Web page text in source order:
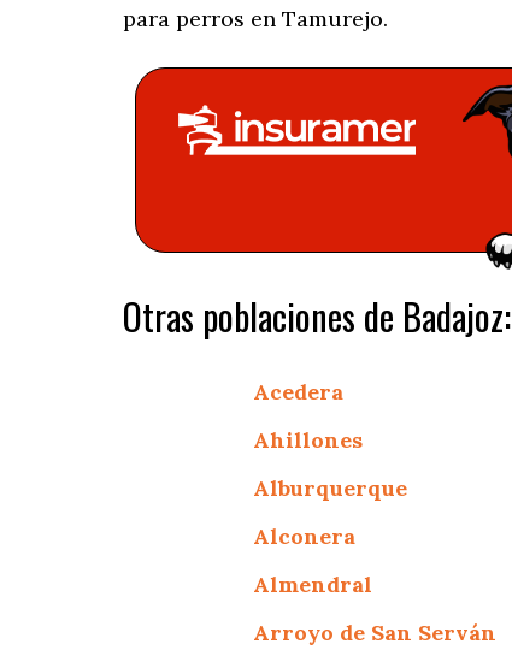
para perros en Tamurejo.
Otras poblaciones de Badajoz:
Acedera
Ahillones
Alburquerque
Alconera
Almendral
Arroyo de San Serván